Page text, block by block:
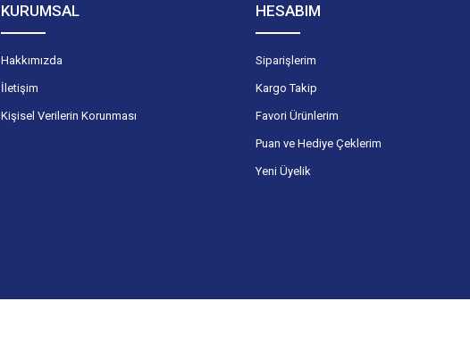
KURUMSAL
Hakkımızda
İletişim
Kişisel Verilerin Korunması
HESABIM
Siparişlerim
Kargo Takip
Favori Ürünlerim
Puan ve Hediye Çeklerim
Yeni Üyelik